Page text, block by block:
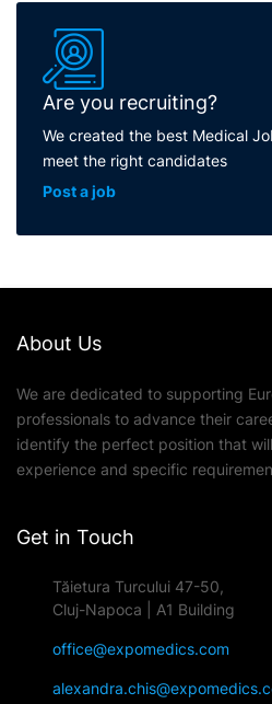
Are you recruiting?
We created the best Medical
meet the right candidates
Post a job
About Us
We are dedicated to supporting
professionals to advance their
identify the perfect position that
experience and specific
Get in Touch
Tăietura Turcului 47-50,
Cluj-Napoca | A1 Building
office@expomedics.com